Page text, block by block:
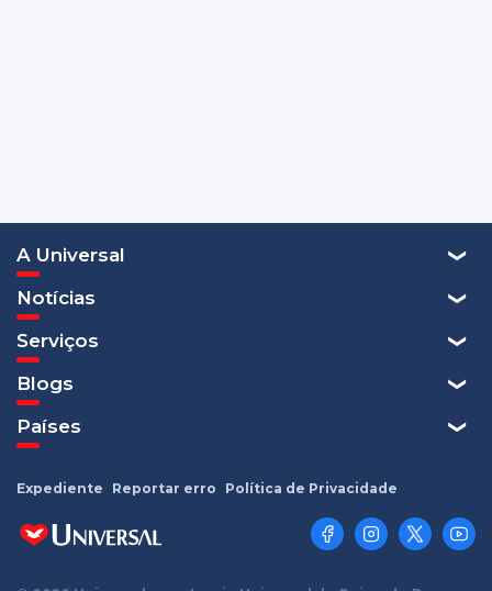
A Universal
Notícias
Serviços
Blogs
Países
Expediente Reportar erro Política de Privacidade